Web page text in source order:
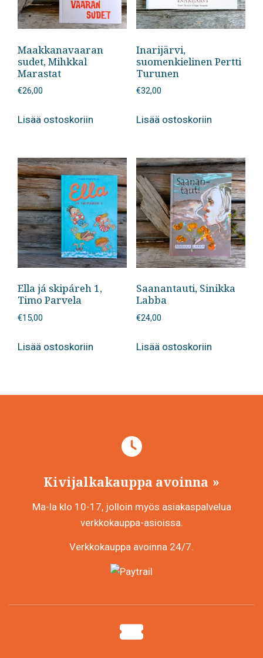
Maakkanavaaran
sudet, Mihkkal
Marastat
€26,00
Lisää ostoskoriin
Inarijärvi,
suomenkielinen Pertti
Turunen
€32,00
Lisää ostoskoriin
Ella já skipáreh 1,
Timo Parvela
€15,00
Lisää ostoskoriin
Saanantauti, Sinikka
Labba
€24,00
Lisää ostoskoriin
Kivijalkakauppa avoinna
Ma-la klo 10-17, jolloin myös asiakaspalvelua
verkkokauppa-asioissa.
Verkkokauppa avoinna 24/7.